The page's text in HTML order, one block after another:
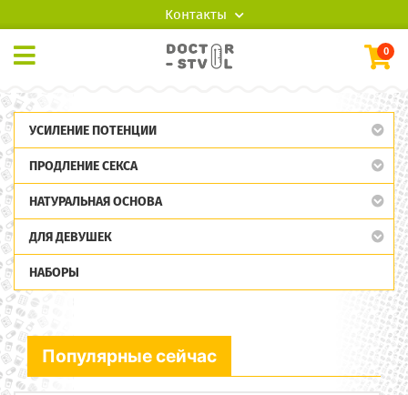
Контакты
0
УСИЛЕНИЕ ПОТЕНЦИИ
ПРОДЛЕНИЕ СЕКСА
НАТУРАЛЬНАЯ ОСНОВА
ДЛЯ ДЕВУШЕК
НАБОРЫ
Популярные сейчас